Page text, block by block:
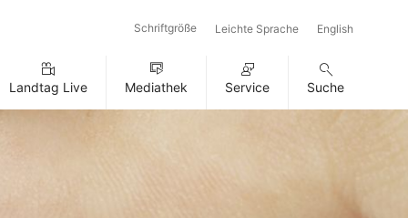
Schriftgröße Leichte Sprache English
Landtag Live Mediathek Service Suche